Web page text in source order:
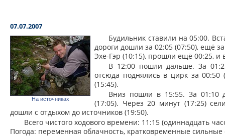
07.07.2007
На источниках
Будильник ставили на 05:00.
дороги дошли за 02:05 (07:50), ещё
Эхе-Гэр (10:15), прошли ещё 00:25, и
В 12:00 пошли дальше. За
отсюда поднялись в цирк за 00:50
(15:45).
Вниз пошли в 15:55. За 01:10
(17:05). Через 20 минут (17:25)
дошли с отдыхом до источников (19:50).
Всего чистого ходового времени: 11:15 (одиннадцать
Погода: переменная облачность, кратковременные сильные